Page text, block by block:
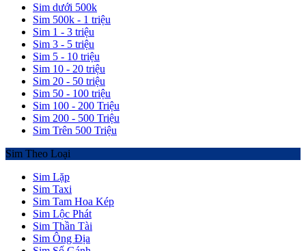
Sim dưới 500k
Sim 500k - 1 triệu
Sim 1 - 3 triệu
Sim 3 - 5 triệu
Sim 5 - 10 triệu
Sim 10 - 20 triệu
Sim 20 - 50 triệu
Sim 50 - 100 triệu
Sim 100 - 200 Triệu
Sim 200 - 500 Triệu
Sim Trên 500 Triệu
Sim Theo Loại
Sim Lặp
Sim Taxi
Sim Tam Hoa Kép
Sim Lộc Phát
Sim Thần Tài
Sim Ông Địa